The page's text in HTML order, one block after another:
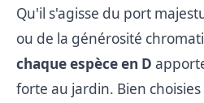
Qu'il s'agisse du port
ou de la générosité
chaque espèce en D
forte au jardin. Bien choisies